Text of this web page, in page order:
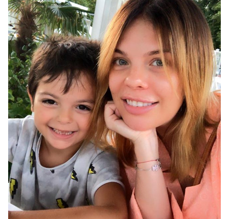
«Вы знаете, я сама в шоке, потому что Мартин